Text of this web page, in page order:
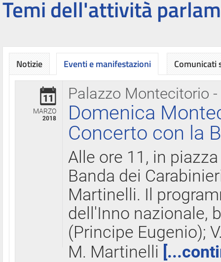
Temi dell'attività
Notizie Eventi e manifestazioni
Palazzo Montecitorio
11
MARZO
2018
Domenica
Concerto con la
Alle ore 11, in
Banda dei
Martinelli. Il
dell'Inno nazionale,
(Principe Eugenio);
M. Martinelli
Comunicati